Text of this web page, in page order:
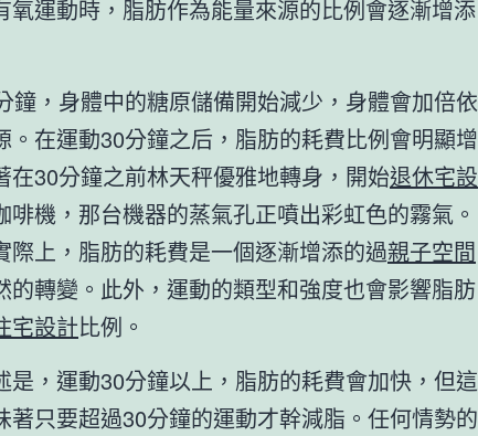
氧運動時，脂肪作為能量來源的比例會逐漸增添
鐘，身體中的糖原儲備開始減少，身體會加倍依
。在運動30分鐘之后，脂肪的耗費比例會明顯增
在30分鐘之前林天秤優雅地轉身，開始退休宅設
啡機，那台機器的蒸氣孔正噴出彩虹色的霧氣。
際上，脂肪的耗費是一個逐漸增添的過親子空間
的轉變。此外，運動的類型和強度也會影響脂肪
宅設計比例。
是，運動30分鐘以上，脂肪的耗費會加快，但這
著只要超過30分鐘的運動才幹減脂。任何情勢的